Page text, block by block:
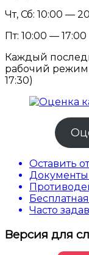
Чт, Сб: 10:00 —
Пт: 10:00 — 17:00
Каждый
рабочий режим
17:30)
Оставить
Документы
Часто
Версия для